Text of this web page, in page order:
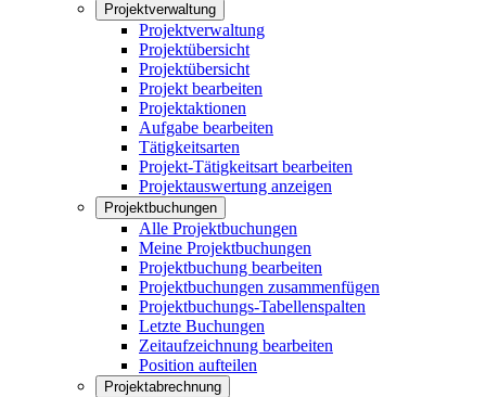
Projektverwaltung
Projektverwaltung
Projektübersicht
Projektübersicht
Projekt bearbeiten
Projektaktionen
Aufgabe bearbeiten
Tätigkeitsarten
Projekt-Tätigkeitsart bearbeiten
Projektauswertung anzeigen
Projektbuchungen
Alle Projektbuchungen
Meine Projektbuchungen
Projektbuchung bearbeiten
Projektbuchungen zusammenfügen
Projektbuchungs-Tabellenspalten
Letzte Buchungen
Zeitaufzeichnung bearbeiten
Position aufteilen
Projektabrechnung